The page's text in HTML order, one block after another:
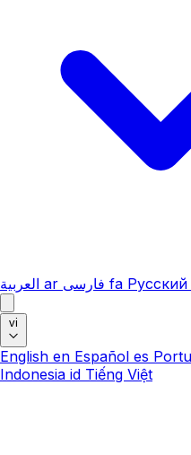
العربية ar فارسی fa Русский
vi
English en Español es
Indonesia id Tiếng Việt